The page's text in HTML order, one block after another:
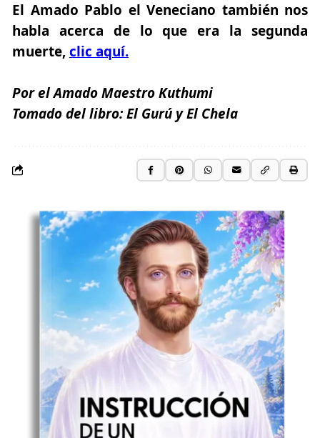
El Amado Pablo el Veneciano también nos
habla acerca de lo que era la segunda
muerte,clic aquí.
Por el Amado MaestroKuthumi
Tomado del libro:El Gurú y El Chela